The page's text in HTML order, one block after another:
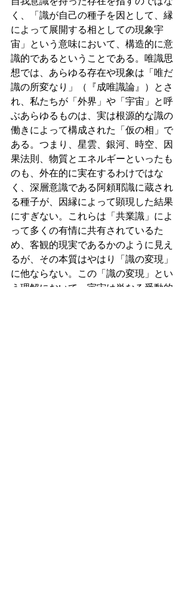
く、「識が自己の種子を因として、縁
によって展開する相としての現象宇
宙」という意味において、構造的に意
識的であるということである。唯識思
想では、あらゆる存在や現象は「唯だ
識の所変なり」（『成唯識論』）とさ
れ、私たちが「外界」や「宇宙」と呼
ぶあらゆるものは、実は根源的な識の
働きによって構成された「仮の相」で
ある。つまり、星雲、銀河、時空、因
果法則、物質とエネルギーといったも
のも、外在的に実在するわけではな
く、深層意識である阿頼耶識に蔵され
る種子が、因縁によって顕現した結果
にすぎない。これらは「共業識」によ
って多くの有情に共有されているた
め、客観的現実であるかのように見え
るが、その本質はやはり「識の変現」
に他ならない。この「識の変現」とい
う理解において、宇宙は単なる受動的